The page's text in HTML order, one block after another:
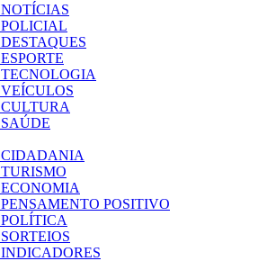
NOTÍCIAS
POLICIAL
DESTAQUES
ESPORTE
TECNOLOGIA
VEÍCULOS
CULTURA
SAÚDE
CIDADANIA
TURISMO
ECONOMIA
PENSAMENTO POSITIVO
POLÍTICA
SORTEIOS
INDICADORES